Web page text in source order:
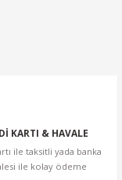
KARTI & HAVALE
ile taksitli yada banka
ile kolay ödeme